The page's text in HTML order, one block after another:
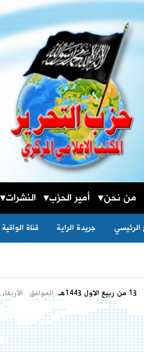
من نحن أمير الحزب النشرات
الرئيسي جريدة الراية قناة الواقية
13 من ربيع الاول 1443هـ الموافق الأربعاء, 20 تشرين الأول/أكتوبر 2021مـ